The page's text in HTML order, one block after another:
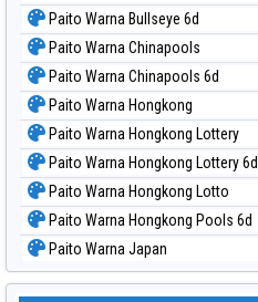
Paito Warna Bullseye 6d
Paito Warna Chinapools
Paito Warna Chinapools 6d
Paito Warna Hongkong
Paito Warna Hongkong Lottery
Paito Warna Hongkong Lottery 6d
Paito Warna Hongkong Lotto
Paito Warna Hongkong Pools 6d
Paito Warna Japan
Paito Warna Japan 6d